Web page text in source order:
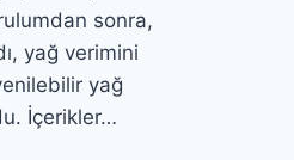
sonra,
yağ verimini
yağ
İçerikler…